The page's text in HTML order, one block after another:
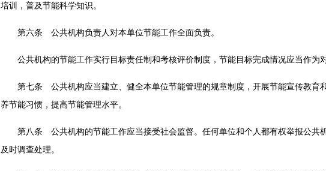
培训，普及节能科学知识。
第六条 公共机构负责人对本单位节能工作全面负责。
公共机构的节能工作实行目标责任制和考核评价制度，节能目标完成情况应当作为
第七条 公共机构应当建立、健全本单位节能管理的规章制度，开展节能宣传教育
养节能习惯，提高节能管理水平。
第八条 公共机构的节能工作应当接受社会监督。任何单位和个人都有权举报公共
及时调查处理。